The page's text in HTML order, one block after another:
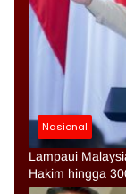
Nasional
Lampaui
Hakim hingga